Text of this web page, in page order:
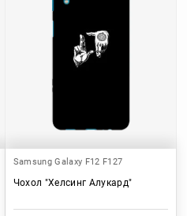
Samsung Galaxy F12 F127
Чохол "Хелсинг Алукард"